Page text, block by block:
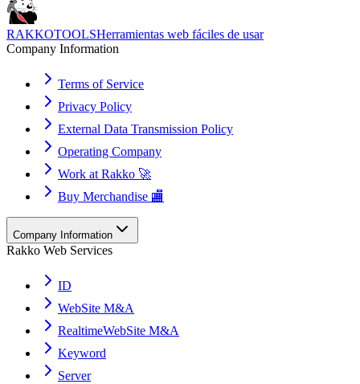
RAKKOTOOLSHerramientas web fáciles de usar
Company Information
Terms of Service
Privacy Policy
External Data Transmission Policy
Operating Company
Work at Rakko 🚀
Buy Merchandise 🏬
Company Information
Rakko Web Services
ID
WebSite M&A
RealtimeWebSite M&A
Keyword
Server